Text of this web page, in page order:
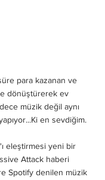
para kazanan ve
dönüştürerek ev
müzik değil aynı
en sevdiğim.
eleştirmesi yeni bir
Attack haberi
Spotify denilen müzik